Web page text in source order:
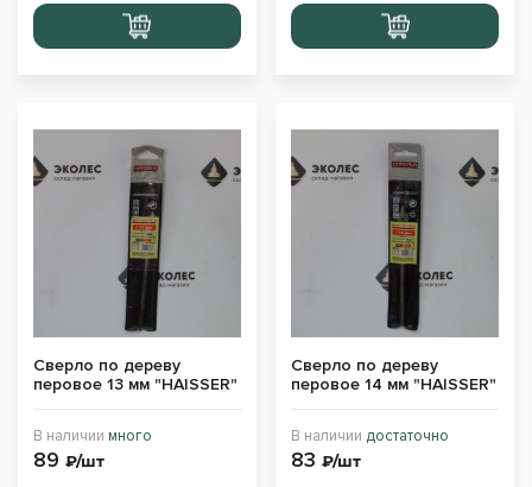
Перейти
в корзину
Перейти
в корзину
Сверло по дереву
перовое 13 мм "HAISSER"
В наличии много
89 ₽/шт
Сверло по дереву
перовое 14 мм "HAISSER"
В наличии достаточно
83 ₽/шт